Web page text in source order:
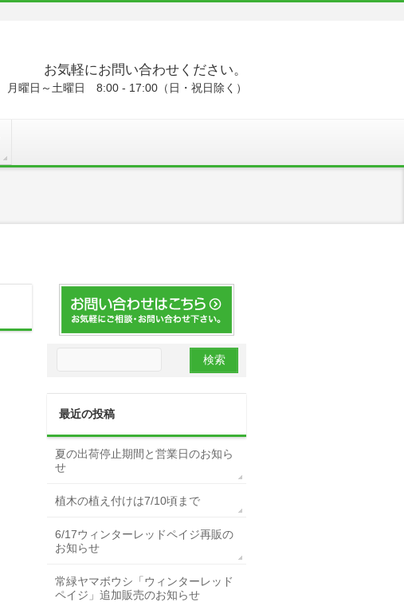
お気軽にお問い合わせください。
月曜日～土曜日 8:00 - 17:00（日・祝日除く）
最近の投稿
夏の出荷停止期間と営業日のお知ら
せ
植木の植え付けは7/10頃まで
6/17ウィンターレッドペイジ再販の
お知らせ
常緑ヤマボウシ「ウィンターレッド
ペイジ」追加販売のお知らせ